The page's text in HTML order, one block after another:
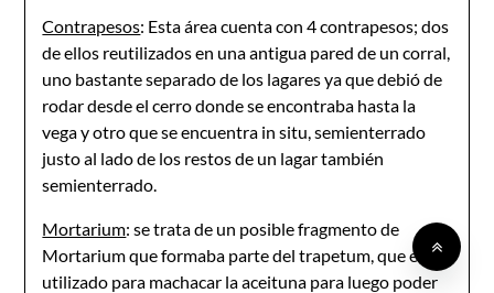
Contrapesos: Esta área cuenta con 4 contrapesos; dos
de ellos reutilizados en una antigua pared de un corral,
uno bastante separado de los lagares ya que debió de
rodar desde el cerro donde se encontraba hasta la
vega y otro que se encuentra in situ, semienterrado
justo al lado de los restos de un lagar también
semienterrado.
Mortarium: se trata de un posible fragmento de
Mortarium que formaba parte del trapetum, que era
utilizado para machacar la aceituna para luego poder